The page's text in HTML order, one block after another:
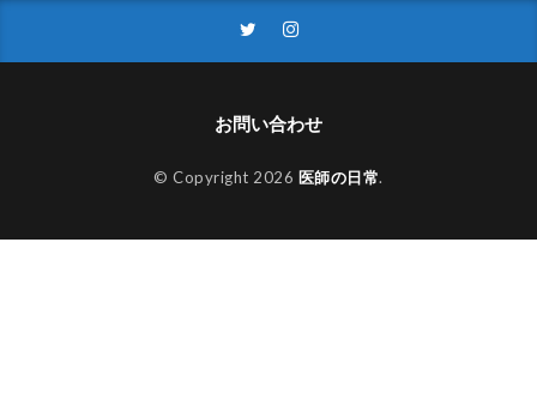
お問い合わせ
© Copyright 2026 医師の日常.